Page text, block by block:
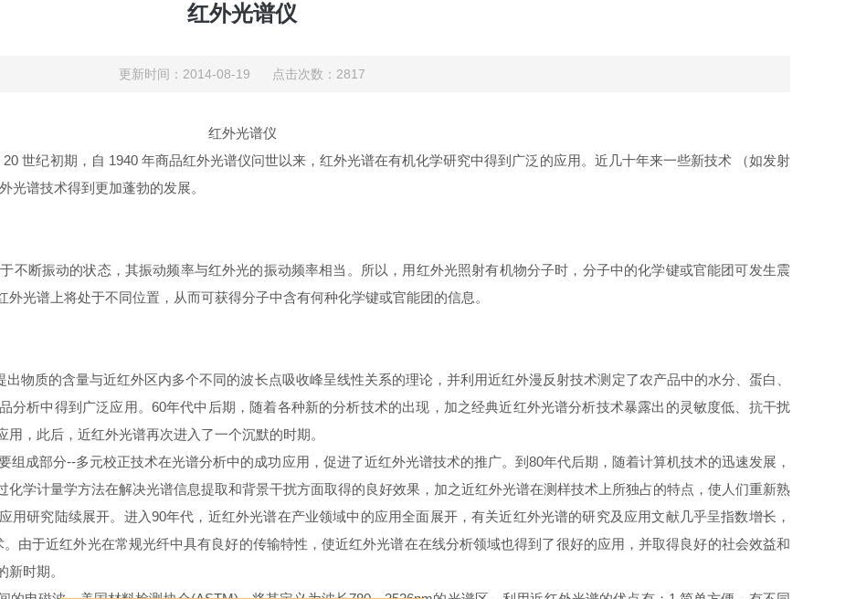
红外光谱仪
更新时间：2014-08-19 点击次数：2817
红外光谱仪
世纪初期，自 1940 年商品红外光谱仪问世以来，红外光谱在有机化学研究中得到广泛的应用。近几十年来一些新技术 （如发射
谱技术得到更加蓬勃的发展。
不断振动的状态，其振动频率与红外光的振动频率相当。所以，用红外光照射有机物分子时，分子中的化学键或官能团可发生震
光谱上将处于不同位置，从而可获得分子中含有何种化学键或官能团的信息。
物质的含量与近红外区内多个不同的波长点吸收峰呈线性关系的理论，并利用近红外漫反射技术测定了农产品中的水分、蛋白、
分析中得到广泛应用。60年代中后期，随着各种新的分析技术的出现，加之经典近红外光谱分析技术暴露出的灵敏度低、抗干扰
，此后，近红外光谱再次进入了一个沉默的时期。
组成部分--多元校正技术在光谱分析中的成功应用，促进了近红外光谱技术的推广。到80年代后期，随着计算机技术的迅速发展，
学计量学方法在解决光谱信息提取和背景干扰方面取得的良好效果，加之近红外光谱在测样技术上所独占的特点，使人们重新熟
用研究陆续展开。进入90年代，近红外光谱在产业领域中的应用全面展开，有关近红外光谱的研究及应用文献几乎呈指数增长，
由于近红外光在常规光纤中具有良好的传输特性，使近红外光谱在在线分析领域也得到了很好的应用，并取得良好的社会效益和
时期。